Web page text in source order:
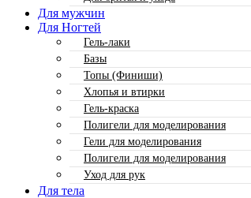
Для мужчин
Для Ногтей
Гель-лаки
Базы
Топы (Финиши)
Хлопья и втирки
Гель-краска
Полигели для моделирования
Гели для моделирования
Полигели для моделирования
Уход для рук
Для тела